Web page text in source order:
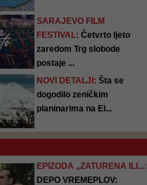
SARAJEVO FILM
FESTIVAL: Četvrto ljeto
zaredom Trg slobode
postaje ...
NOVI DETALJI: Šta se
dogodilo zeničkim
planinarima na El...
EPIZODA „ZATURENA ILI...:
DEPO VREMEPLOV: